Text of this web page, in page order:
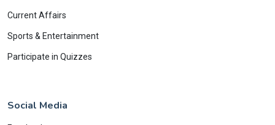
Current Affairs
Sports & Entertainment
Participate in Quizzes
Social Media